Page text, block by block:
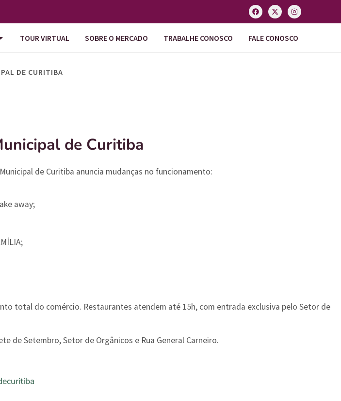
TOUR VIRTUAL SOBRE O MERCADO TRABALHE CONOSCO FALE CONOSCO
DE CURITIBA
de Curitiba
de Curitiba anuncia mudanças no funcionamento:
away;
total do comércio. Restaurantes atendem até 15h, com entrada exclusiva pelo Setor de
de Setembro, Setor de Orgânicos e Rua General Carneiro.